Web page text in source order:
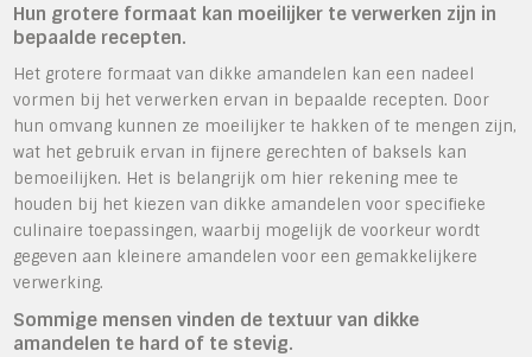
Hun grotere formaat kan moeilijker te verwerken zijn in
bepaalde recepten.
Het grotere formaat van dikke amandelen kan een nadeel
vormen bij het verwerken ervan in bepaalde recepten. Door
hun omvang kunnen ze moeilijker te hakken of te mengen zijn,
wat het gebruik ervan in fijnere gerechten of baksels kan
bemoeilijken. Het is belangrijk om hier rekening mee te
houden bij het kiezen van dikke amandelen voor specifieke
culinaire toepassingen, waarbij mogelijk de voorkeur wordt
gegeven aan kleinere amandelen voor een gemakkelijkere
verwerking.
Sommige mensen vinden de textuur van dikke
amandelen te hard of te stevig.